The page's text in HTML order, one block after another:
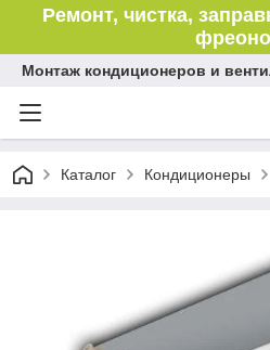
Ремонт, чистка,
Монтаж кондиционеров и
Каталог Кондиционеры